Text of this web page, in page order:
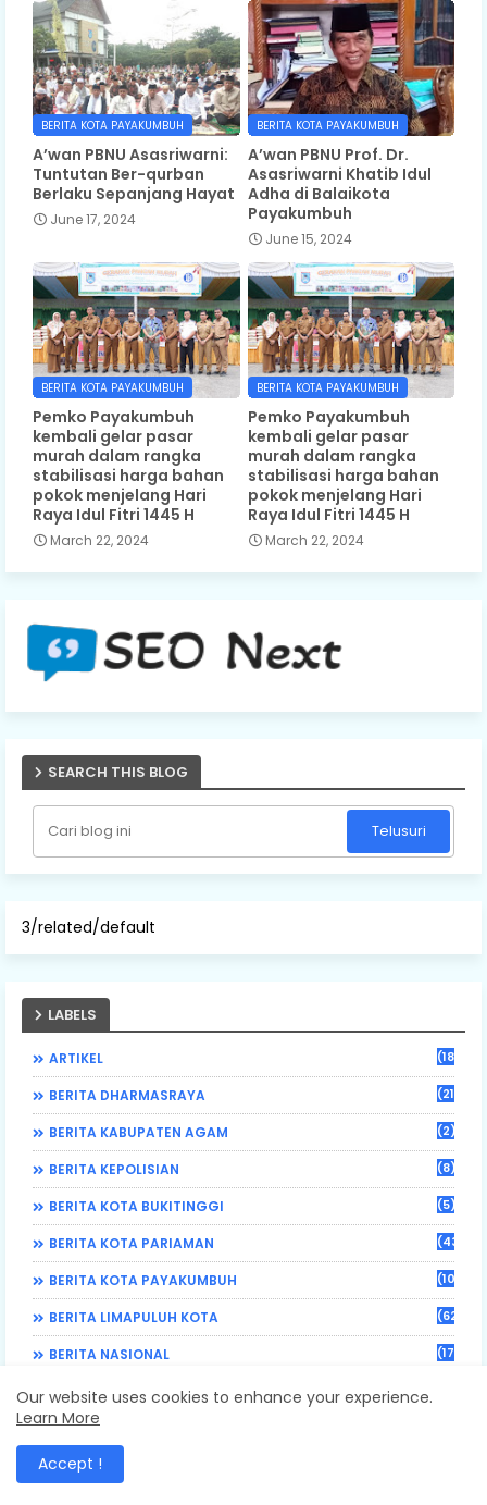
BERITA KOTA PAYAKUMBUH
A’wan PBNU Asasriwarni:
Tuntutan Ber-qurban
Berlaku Sepanjang Hayat
June 17, 2024
BERITA KOTA PAYAKUMBUH
A’wan PBNU Prof. Dr.
Asasriwarni Khatib Idul
Adha di Balaikota
Payakumbuh
June 15, 2024
BERITA KOTA PAYAKUMBUH
Pemko Payakumbuh
kembali gelar pasar
murah dalam rangka
stabilisasi harga bahan
pokok menjelang Hari
Raya Idul Fitri 1445 H
March 22, 2024
BERITA KOTA PAYAKUMBUH
Pemko Payakumbuh
kembali gelar pasar
murah dalam rangka
stabilisasi harga bahan
pokok menjelang Hari
Raya Idul Fitri 1445 H
March 22, 2024
SEARCH THIS BLOG
3/related/default
LABELS
ARTIKEL (184)
BERITA DHARMASRAYA (21)
BERITA KABUPATEN AGAM (2)
BERITA KEPOLISIAN (8)
BERITA KOTA BUKITINGGI (5)
BERITA KOTA PARIAMAN (43)
BERITA KOTA PAYAKUMBUH (108)
BERITA LIMAPULUH KOTA (62)
BERITA NASIONAL (17)
BERITA PADANG PARIAMAN
BERITA PESISIR SELATAN
BERITA SOLOK SELATAN
Our website uses cookies to enhance your experience.
Learn More
Accept !